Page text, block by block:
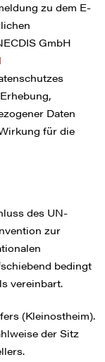
zu dem E-
GmbH
Daten
für die
des UN-
zur
bedingt
vereinbart.
(Kleinostheim).
der Sitz